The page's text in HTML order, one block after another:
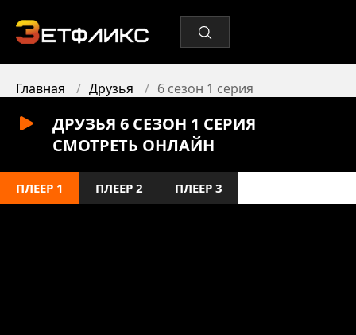
Главная Друзья 6 сезон 1 серия
ДРУЗЬЯ 6 СЕЗОН 1 СЕРИЯ
СМОТРЕТЬ ОНЛАЙН
ПЛЕЕР 1 ПЛЕЕР 2 ПЛЕЕР 3